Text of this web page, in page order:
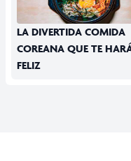
LA DIVERTIDA COMIDA
COREANA QUE TE
FELIZ